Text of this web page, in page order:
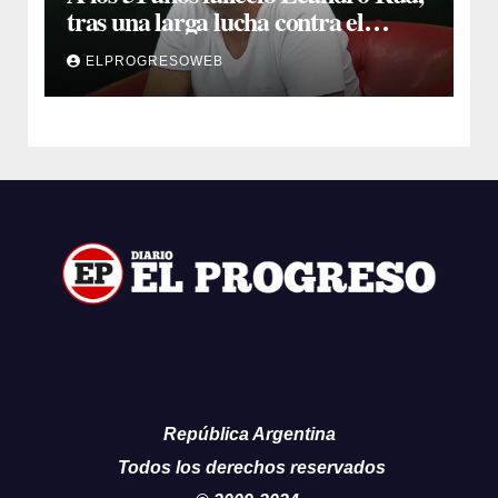
tras una larga lucha contra el
cáncer
ELPROGRESOWEB
República Argentina
Todos los derechos reservados